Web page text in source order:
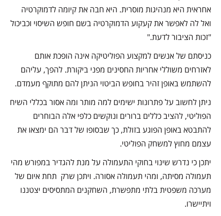
אחראית היא מנהיגות מוסרית. היא חבה את קיומה לדמוקרטיה
ואל לה לאפשר את קעקוע הדמוקרטיה בשם חופש השיסוי וכביכול
"זכות הציבור לדעת."
כניסתם של אנשים למקצוע הפוליטיקה אינה הופכת אותם
לאזרחים משוללי אחריות החסינים מפני ביקורת. להפך, עליהם
להשתמש באופן זהיר בחופש הביטוי הניתן להם מתוקף מעמדם.
ניתן לחשוב על פתרונות ישימים למה מותר ומה אסור בכללי השיח
הפוליטי, להציב כללים ברורים ונוקשים כלפי אלה הבוחרים
להתבטא באופן הפוגע בזולת, כך שבסופו של דבר הם ימצאו את
עצמם מחוץ למשחק הפוליטי.
יתכן כי נדרש שינוי בחוקי התעמולה על מנת להגדיר במפורש מהי
תעמולה מסיתה, ומהי תעמולה אסורה. ויתכן שרק תחת איום של
מערכה משפטית בלתי מתפשרת, השחקנים המתסיסים יצטננו
ויתיישרו.